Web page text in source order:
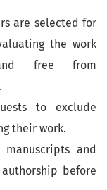
are selected for
the work
free from
to exclude
their work.
and
before